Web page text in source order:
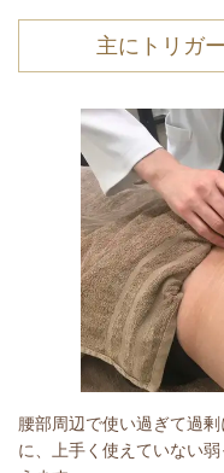
主にトリガ
腰部周辺で使い過ぎて過
に、上手く使えていない